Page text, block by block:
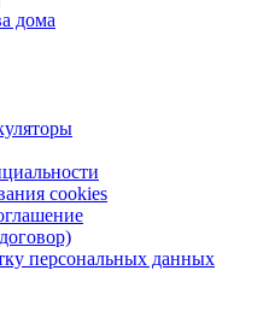
дома
cookies
персональных данных